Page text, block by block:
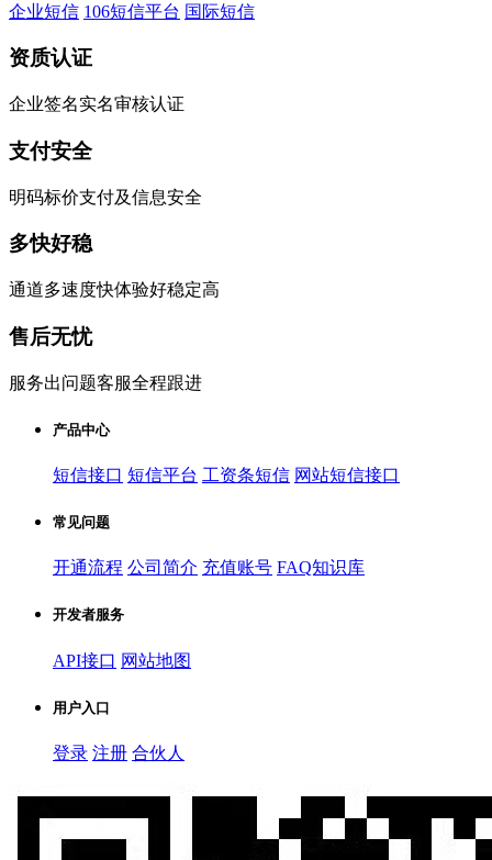
企业短信 106短信平台 国际短信
资质认证
企业签名实名审核认证
支付安全
明码标价支付及信息安全
多快好稳
通道多速度快体验好稳定高
售后无忧
服务出问题客服全程跟进
产品中心
短信接口 短信平台 工资条短信 网站短信接口
常见问题
开通流程 公司简介 充值账号 FAQ知识库
开发者服务
API接口 网站地图
用户入口
登录 注册 合伙人